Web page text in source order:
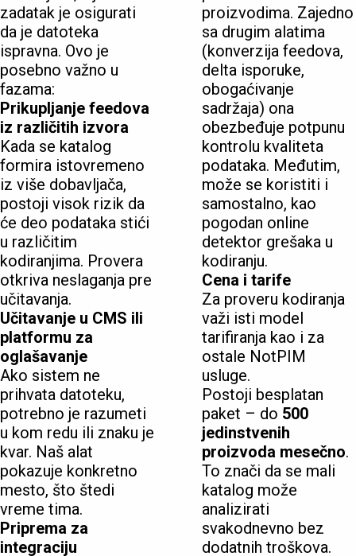
zadatak je osigurati
da je datoteka
ispravna. Ovo je
posebno važno u
fazama:
Prikupljanje feedova
iz različitih izvora
Kada se katalog
formira istovremeno
iz više dobavljača,
postoji visok rizik da
će deo podataka stići
u različitim
kodiranjima. Provera
otkriva neslaganja pre
učitavanja.
Učitavanje u CMS ili
platformu za
oglašavanje
Ako sistem ne
prihvata datoteku,
potrebno je razumeti
u kom redu ili znaku je
kvar. Naš alat
pokazuje konkretno
mesto, što štedi
vreme tima.
Priprema za
integraciju
proizvodima. Zajedno
sa drugim alatima
(konverzija feedova,
delta isporuke,
obogaćivanje
sadržaja) ona
obezbeđuje potpunu
kontrolu kvaliteta
podataka. Međutim,
može se koristiti i
samostalno, kao
pogodan online
detektor grešaka u
kodiranju.
Cena i tarife
Za proveru kodiranja
važi isti model
tarifiranja kao i za
ostale NotPIM
usluge.
Postoji besplatan
paket – do 500
jedinstvenih
proizvoda mesečno.
To znači da se mali
katalog može
analizirati
svakodnevno bez
dodatnih troškova.